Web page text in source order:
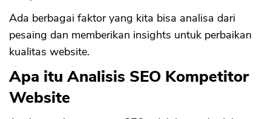
Ada berbagai faktor yang kita bisa analisa dari
pesaing dan memberikan insights untuk perbaikan
kualitas website.
Apa itu Analisis SEO Kompetitor
Website